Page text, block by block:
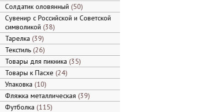
Солдатик оловянный 50
Сувенир с Российской и Советской
символикой 38
Тарелка 39
Текстиль 26
Товары для пикника 35
Товары к Пасхе 24
Упаковка 10
Фляжка металлическая 39
Футболка 115